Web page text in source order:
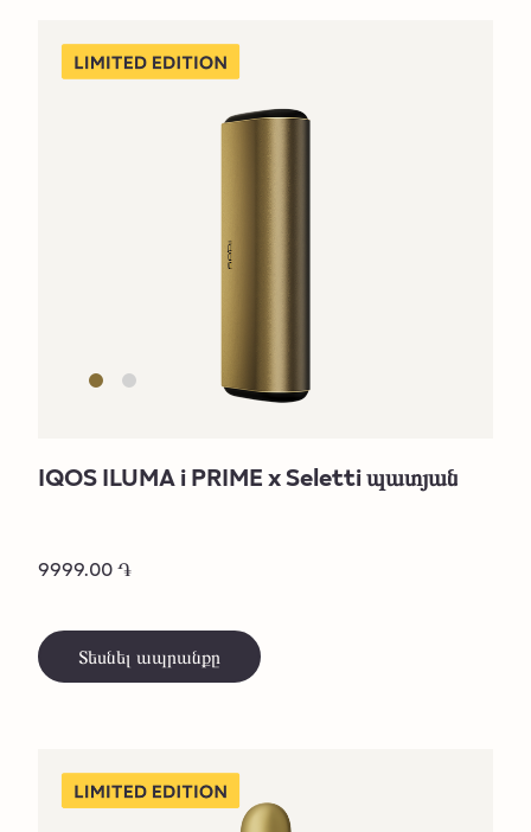
IQOS ILUMA i PRIME x Seletti պատյան
9999.00 ֏
Տեսնել ապրանքը